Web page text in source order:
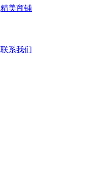
精美商铺
联系我们